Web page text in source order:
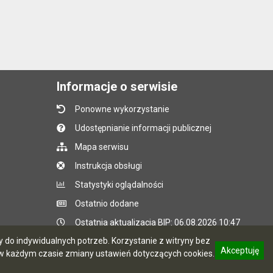
indywidualnych potrzeb. Korzystanie z witryny bez
czasie zmiany ustawień dotyczących cookies.
Akceptuję
Informacje o serwisie
Ponowne wykorzystanie
Udostępnianie informacji publicznej
Mapa serwisu
Instrukcja obsługi
Statystyki oglądalności
Ostatnio dodane
Ostatnia aktualizacja BIP: 06.08.2026 10:47
CMS i hosting: Logonet Sp. z o.o. w Bydgoszczy